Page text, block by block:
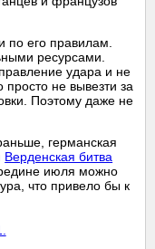
его правилам.
ресурсами.
удара и не
не вывезти за
Поэтому даже не
германская
Верденская битва
июля можно
что привело бы к